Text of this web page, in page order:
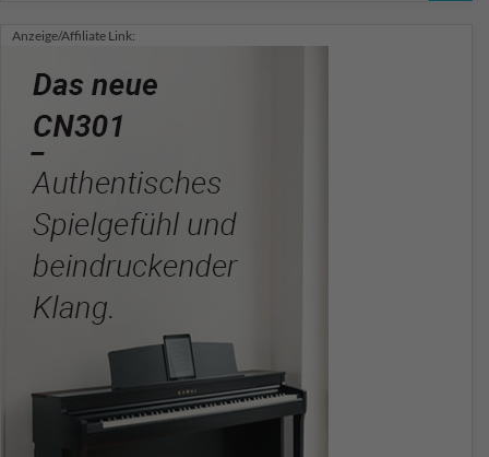
Anzeige/Affiliate Link: